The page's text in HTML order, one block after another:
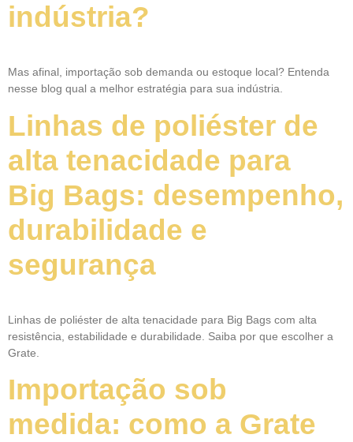
indústria?
Mas afinal, importação sob demanda ou estoque local? Entenda
nesse blog qual a melhor estratégia para sua indústria.
Linhas de poliéster de
alta tenacidade para
Big Bags: desempenho,
durabilidade e
segurança
Linhas de poliéster de alta tenacidade para Big Bags com alta
resistência, estabilidade e durabilidade. Saiba por que escolher a
Grate.
Importação sob
medida: como a Grate